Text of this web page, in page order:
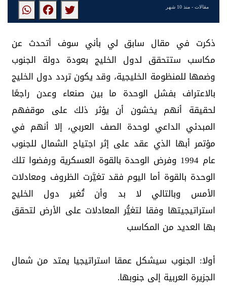
مقالات- منذ 10 شهر
ذكرت في مقال سابق لي بأني سوف أتحدث عن
مكاسب ستتحقق لدول الخليج بعودة دولة الجنوب
وضمها للمنظومة الخليجية، وقد يكون تردد دول الخليج
بالاعتراف بفشل الوحدة ما بين صنعاء وعدن راجعًا
لحقيقة أنهم يخشون أن يؤثر ذلك على موقفهم
المبدئي الداعي لوحدة الصف العربي، إلا أنهم في
مؤتمر أبها الذي عقد على إثر اجتياح الشمال للجنوب
عام 1994 وفرض الوحدة بالقوة العسكرية ورفضوا تلك
الوحدة بالقوة أما اليوم فقد تغيَّرت الظروف ومعادلات
الأمس وبالتالي لا بد وأن تُغير دول الخليج
استراتيجيتها وفقا لتغيُّر المعادلات على الأرض لتحقق
بها العديد من المكاسب
أولا: الجنوب سيشكل عمقا استراتيجيا يمتد من شمال
الجزيرة العربية إلى جنوبها.